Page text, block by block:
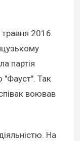
2016
партія
"Фауст". Так
воював
На